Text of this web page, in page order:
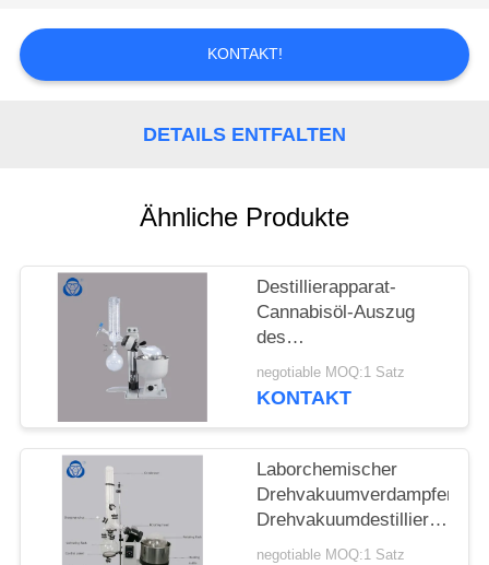
FORDERN
SITEMAP
DATENSCHUTZRICHTLINIE
KONTAKT!
DETAILS ENTFALTEN
Ähnliche Produkte
Destillierapparat-
Cannabisöl-Auszug
des
Vakuumdestillations-
Minirotationsverdampfer-
negotiable MOQ:1 Satz
KONTAKT
Laborchemischer
Drehvakuumverdampfer,
mit Wasserbad
negotiable MOQ:1 Satz